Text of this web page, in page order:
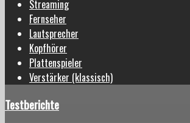
Streaming
Fernseher
Lautsprecher
Kopfhörer
Plattenspieler
Verstärker (klassisch)
Testberichte